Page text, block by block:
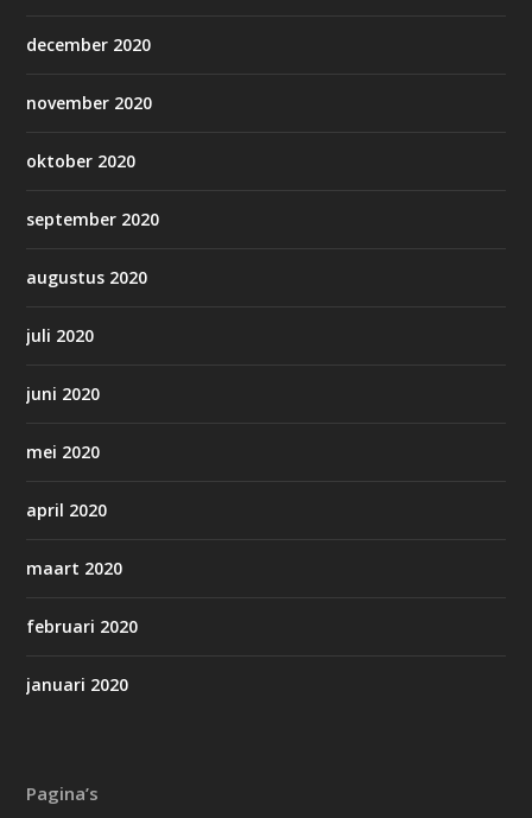
december 2020
november 2020
oktober 2020
september 2020
augustus 2020
juli 2020
juni 2020
mei 2020
april 2020
maart 2020
februari 2020
januari 2020
Pagina’s